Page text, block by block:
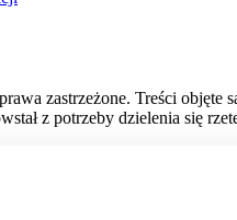
zastrzeżone. Treści objęte
z potrzeby dzielenia się